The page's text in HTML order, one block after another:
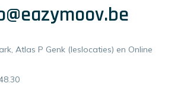
Atlas P Genk (leslocaties) en Online